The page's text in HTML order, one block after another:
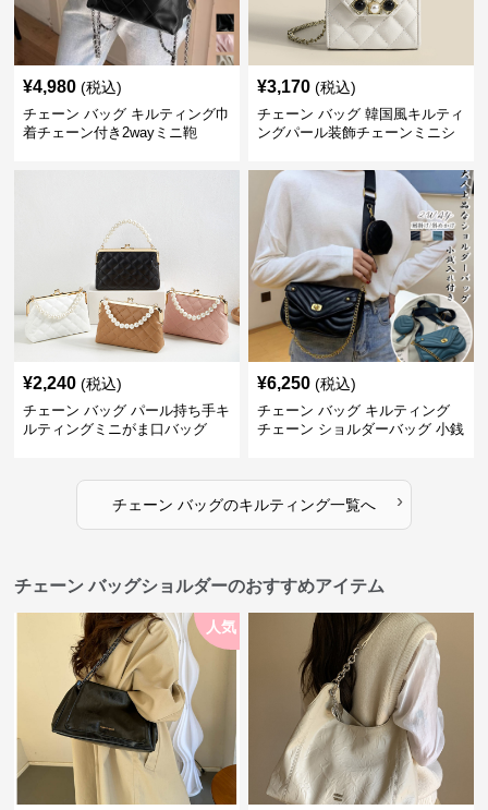
¥4,980 (税込)
チェーン バッグ キルティング巾
着チェーン付き2wayミニ鞄
¥3,170 (税込)
チェーン バッグ 韓国風キルティ
ングパール装飾チェーンミニシ
¥2,240 (税込)
チェーン バッグ パール持ち手キ
ルティングミニがま口バッグ
¥6,250 (税込)
チェーン バッグ キルティング
チェーン ショルダーバッグ 小銭
チェーン バッグのキルティング一覧へ ›
チェーン バッグショルダーのおすすめアイテム
人気